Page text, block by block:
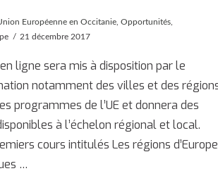
Européenne en Occitanie ,Opportunités
21 décembre 2017
ligne sera mis à disposition par le
notamment des villes et des
programmes de l’UE et donnera des
à l’échelon régional et local.
cours intitulés Les régions
…